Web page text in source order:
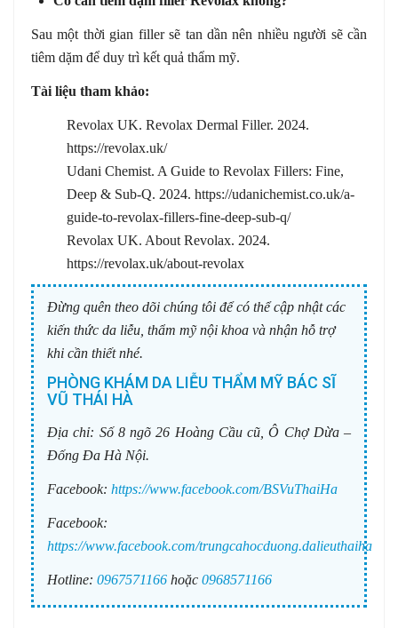
Sau một thời gian filler sẽ tan dần nên nhiều người sẽ cần
tiêm dặm để duy trì kết quả thẩm mỹ.
Tài liệu tham khảo:
Revolax UK. Revolax Dermal Filler. 2024.
https://revolax.uk/
Udani Chemist. A Guide to Revolax Fillers: Fine,
Deep & Sub-Q. 2024. https://udanichemist.co.uk/a-
guide-to-revolax-fillers-fine-deep-sub-q/
Revolax UK. About Revolax. 2024.
https://revolax.uk/about-revolax
Đừng quên theo dõi chúng tôi để có thể cập nhật các
kiến thức da liễu, thẩm mỹ nội khoa và nhận hỗ trợ
khi cần thiết nhé.
PHÒNG KHÁM DA LIỄU THẨM MỸ BÁC SĨ
VŨ THÁI HÀ
Địa chỉ: Số 8 ngõ 26 Hoàng Cầu cũ, Ô Chợ Dừa –
Đống Đa Hà Nội.
Facebook: https://www.facebook.com/BSVuThaiHa
Facebook:
https://www.facebook.com/trungcahocduong.dalieuthaiha
Hotline: 0967571166 hoặc 0968571166